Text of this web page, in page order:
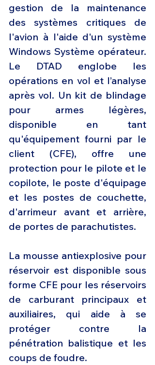
gestion de la maintenance
des systèmes critiques de
l'avion à l'aide d'un système
Windows Système opérateur.
Le DTAD englobe les
opérations en vol et l’analyse
après vol. Un kit de blindage
pour armes légères,
disponible en tant
qu'équipement fourni par le
client (CFE), offre une
protection pour le pilote et le
copilote, le poste d'équipage
et les postes de couchette,
d'arrimeur avant et arrière,
de portes de parachutistes.
La mousse antiexplosive pour
réservoir est disponible sous
forme CFE pour les réservoirs
de carburant principaux et
auxiliaires, qui aide à se
protéger contre la
pénétration balistique et les
coups de foudre.